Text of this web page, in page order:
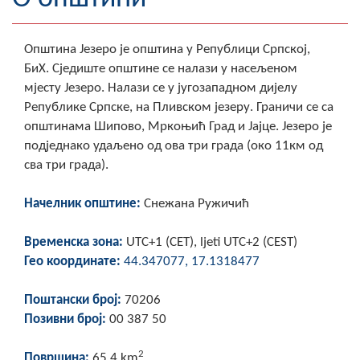
Географија
Насељена мјеста
Занимљивости
Фотогалерија
О Начелнику
Замјеник начелника
Извјештај о раду начелника
СКУПШТИНА
Општина Језеро је општина у Републици Српској,
БиХ. Сједиште општине се налази у насељеном
мјесту Језеро. Налази се у југозападном дијелу
Републике Српске, на Пливском језеру. Граничи се са
општинама Шипово, Мркоњић Град и Јајце. Језеро је
подједнако удаљено од ова три града (око 11км од
сва три града).
Начелник општине: Снежана Ружичић
Временска зона: UTC+1 (CET), ljeti UTC+2 (CEST)
Гео координате: 44.347077, 17.1318477
Поштански број: 70206
Позивни број: 00 387 50
2